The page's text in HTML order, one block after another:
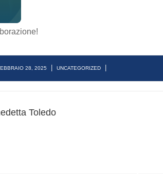
28, 2025 UNCATEGORIZED
Toledo